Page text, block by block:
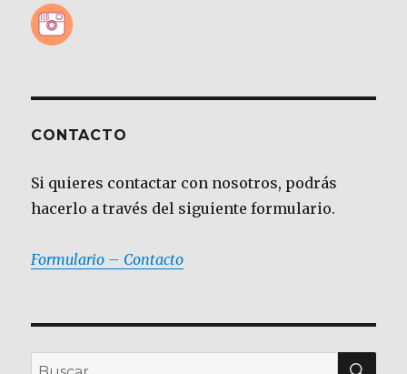
CONTACTO
Si quieres contactar con nosotros, podrás
hacerlo a través del siguiente formulario.
Formulario – Contacto
Buscar